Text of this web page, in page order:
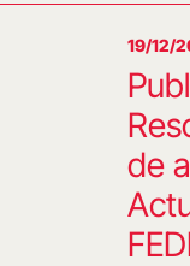
19/12/
de